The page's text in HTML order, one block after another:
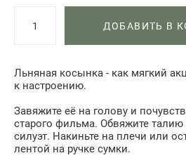
ДОБАВИТЬ В
Льняная косынка - как мягкий
к настроению.
Завяжите её на голову и
старого фильма. Обвяжите талию
силуэт. Накиньте на плечи или
лентой на ручке сумки.